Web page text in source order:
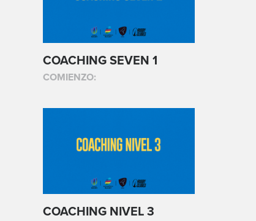
COACHING SEVEN 1
COMIENZO:
COACHING NIVEL 3